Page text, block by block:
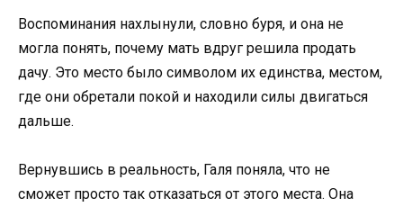
Воспоминания нахлынули, словно буря, и она не
могла понять, почему мать вдруг решила продать
дачу. Это место было символом их единства, местом,
где они обретали покой и находили силы двигаться
дальше.
Вернувшись в реальность, Галя поняла, что не
сможет просто так отказаться от этого места. Она